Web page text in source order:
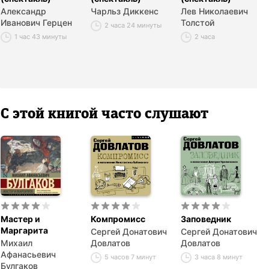
Александр
Иванович Герцен
1 час 43 минуты
Чарльз Диккенс
2 часа 24 минуты
Лев Николаевич
Толстой
2 часа
С этой книгой часто слушают
Мастер и
Маргарита
Михаил
Афанасьевич
Булгаков
Компромисс
Сергей Донатович
Довлатов
5 часов 7 минут
Заповедник
Сергей Донатович
Довлатов
3 часа 8 минут